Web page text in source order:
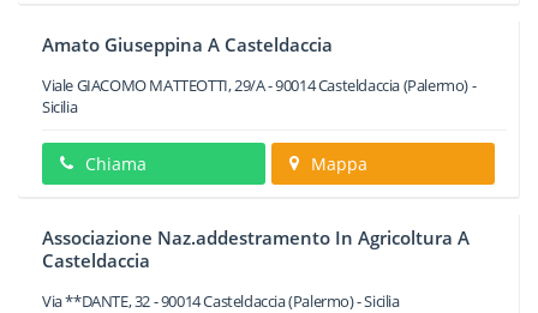
Amato Giuseppina A Casteldaccia
Viale GIACOMO MATTEOTTI, 29/A-90014Casteldaccia(Palermo) -
Sicilia
Chiama Mappa
Associazione Naz.addestramento In Agricoltura A
Casteldaccia
Via **DANTE, 32-90014Casteldaccia(Palermo) -Sicilia